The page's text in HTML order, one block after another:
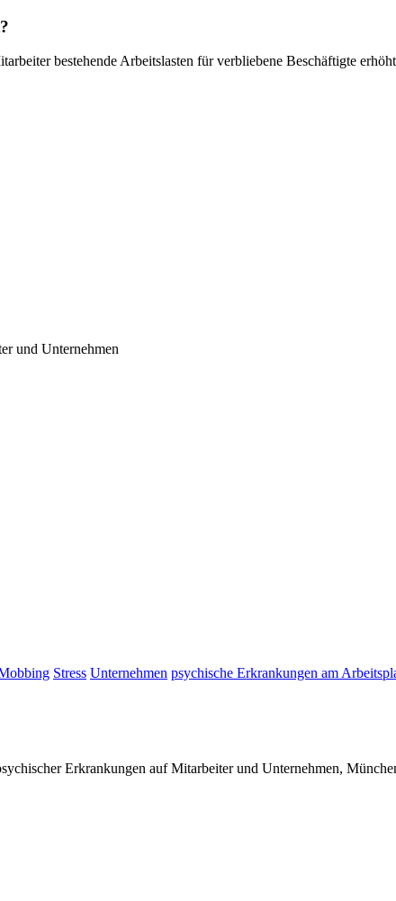
bestehende Arbeitslasten für verbliebene Beschäftigte
und Unternehmen
Stress Unternehmen psychische Erkrankungen am
Erkrankungen auf Mitarbeiter und Unternehmen,